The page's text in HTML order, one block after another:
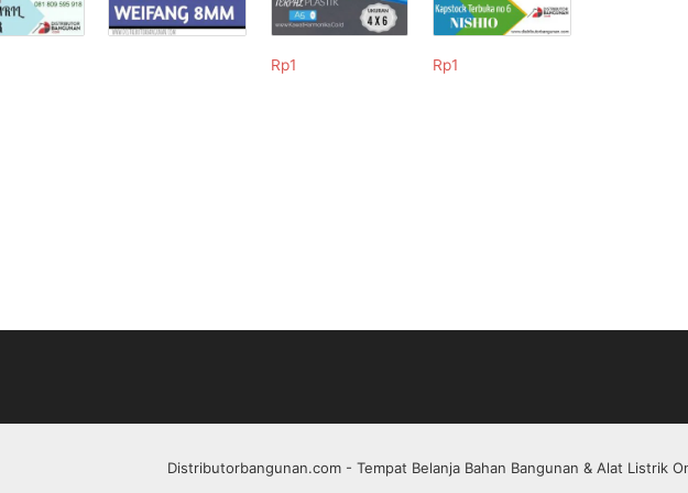
Rp1 Rp1
Distributorbangunan.com- Tempat Belanja Bahan Bangunan & Alat Listrik